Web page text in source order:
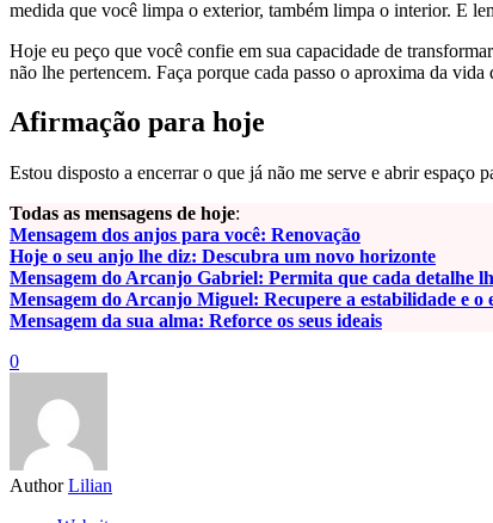
medida que você limpa o exterior, também limpa o interior. E
Hoje eu peço que você confie em sua capacidade de
não lhe pertencem. Faça porque cada passo o aproxima da vida
Afirmação para hoje
Estou disposto a encerrar o que já não me serve e abrir
Todas as mensagens de hoje:
Mensagem dos anjos para você: Renovação
Hoje o seu anjo lhe diz: Descubra um novo horizonte
Mensagem do Arcanjo Gabriel: Permita que cada detalhe
Mensagem do Arcanjo Miguel: Recupere a estabilidade e o
Mensagem da sua alma: Reforce os seus ideais
0
Author Lilian